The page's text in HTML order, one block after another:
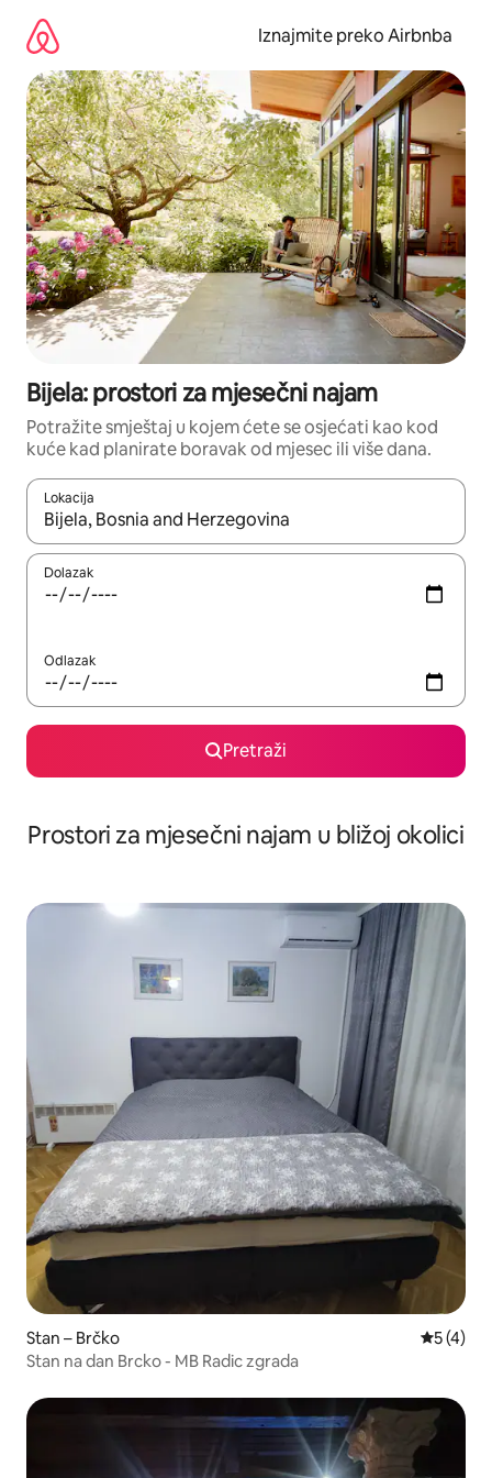
sadržaj
Iznajmite preko Airbnba
Bijela: prostori za mjesečni najam
Potražite smještaj u kojem ćete se osjećati kao kod
kuće kad planirate boravak od mjesec ili više dana.
Lokacija
Kada budu dostupni rezultati, moći ćete ih pregledati
Dolazak
Odlazak
Pretraži
Prostori za mjesečni najam u bližoj okolici
Stan – Brčko
5 (4)
Stan na dan Brcko - MB Radic zgrada